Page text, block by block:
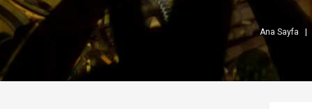
Ana Sayfa